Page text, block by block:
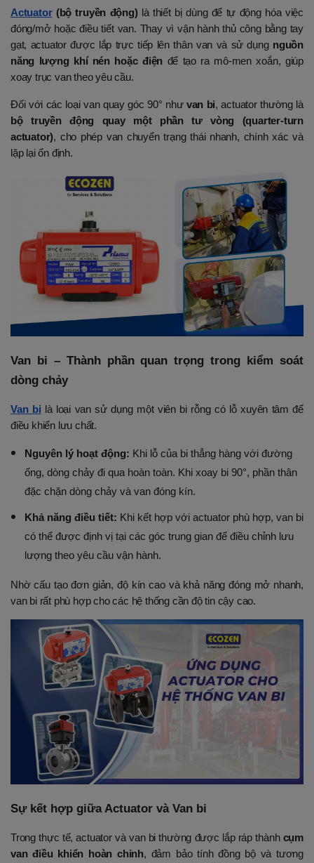
Actuator (bộ truyền động) là thiết bị dùng để tự động hóa việc
đóng/mở hoặc điều tiết van. Thay vì vận hành thủ công bằng tay
gạt, actuator được lắp trực tiếp lên thân van và sử dụng nguồn
năng lượng khí nén hoặc điện để tạo ra mô-men xoắn, giúp
xoay trục van theo yêu cầu.
Đối với các loại van quay góc 90° như van bi
, actuator thường là
bộ truyền động quay một phần tư vòng (quarter-turn
actuator), cho phép van chuyển trạng thái nhanh, chính xác và
lặp lại ổn định.
Van bi – Thành phần quan trọng trong kiểm soát
dòng chảy
Van bi là loại van sử dụng một viên bi rỗng có lỗ xuyên tâm để
điều khiển lưu chất.
Nguyên lý hoạt động: Khi lỗ của bi thẳng hàng với đường
ống, dòng chảy đi qua hoàn toàn. Khi xoay bi 90°, phần thân
đặc chặn dòng chảy và van đóng kín.
Khả năng điều tiết: Khi kết hợp với actuator phù hợp, van bi
có thể được định vị tại các góc trung gian để điều chỉnh lưu
lượng theo yêu cầu vận hành.
Nhờ cấu tạo đơn giản, độ kín cao và khả năng đóng mở nhanh,
van bi rất phù hợp cho các hệ thống cần độ tin cậy cao.
Sự kết hợp giữa Actuator và Van bi
Trong thực tế, actuator và van bi thường được lắp ráp thành cụm
van điều khiển hoàn chỉnh, đảm bảo tính đồng bộ và tương